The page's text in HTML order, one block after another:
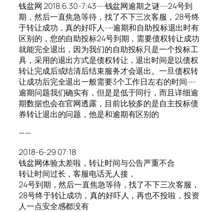
钱盆网 2018.6.30-7:43······钱盆网逾期之谜······24号到
期，然后一直焦急等待，找了不下三次客服，28号终
于转让成功，真的好吓人······逾期和自助投标退出时有
区别的，您的自助投标24号到期，需要债权转让成功
就能完全退出，因为我们的自助投标只是一个投标工
具，采用的退出方式是债权转让，退出时间是以债权
转让完成后或结清后结束服务才会退出。一旦债权转
让成功后完全退出一般需要3个工作日左右的时间······
逾期问题我们确实有，但是是低于同行，而且详细逾
期数据也会在官网透露，目前比较多的是自主投标债
券转让退出的问题，他是和逾期有区别的
——
2018-6-29 07:18
钱盆网体验太差啦，转让时间与公告严重不合
转让时间过长，客服电话无人接，
24号到期，然后一直焦急等待，找了不下三次客服，
28号终于转让成功，真的好吓人，再也不投啦，投资
人一点安全感都没有